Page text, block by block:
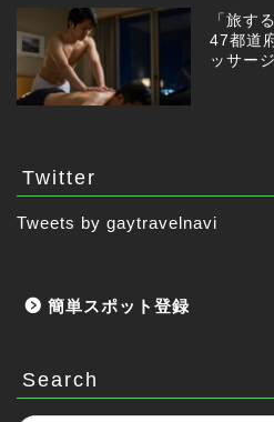
「旅す
47都道
ッサー
Twitter
Tweets by gaytravelnavi
簡単スポット登録
Search